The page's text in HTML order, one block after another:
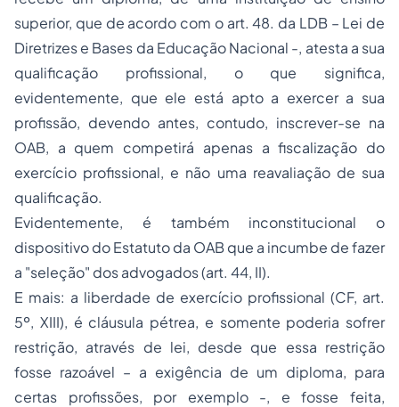
superior, que de acordo com o art. 48. da LDB – Lei de
Diretrizes e Bases da Educação Nacional -, atesta a sua
qualificação profissional, o que significa,
evidentemente, que ele está apto a exercer a sua
profissão, devendo antes, contudo, inscrever-se na
OAB, a quem competirá apenas a fiscalização do
exercício profissional, e não uma reavaliação de sua
qualificação.
Evidentemente, é também inconstitucional o
dispositivo do Estatuto da OAB que a incumbe de fazer
a "seleção" dos advogados (art. 44, II).
E mais: a liberdade de exercício profissional (CF, art.
5º, XIII), é cláusula pétrea, e somente poderia sofrer
restrição, através de lei, desde que essa restrição
fosse razoável – a exigência de um diploma, para
certas profissões, por exemplo -, e fosse feita,